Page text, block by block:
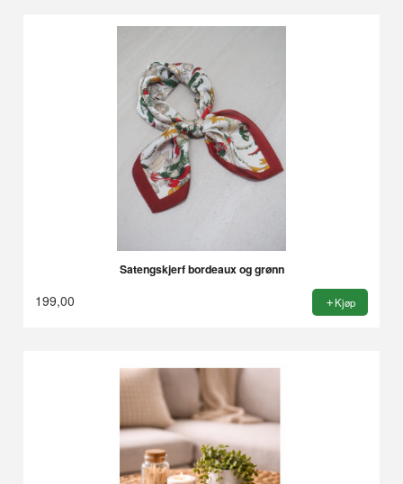
Satengskjerf bordeaux og grønn
199,00 Kjøp